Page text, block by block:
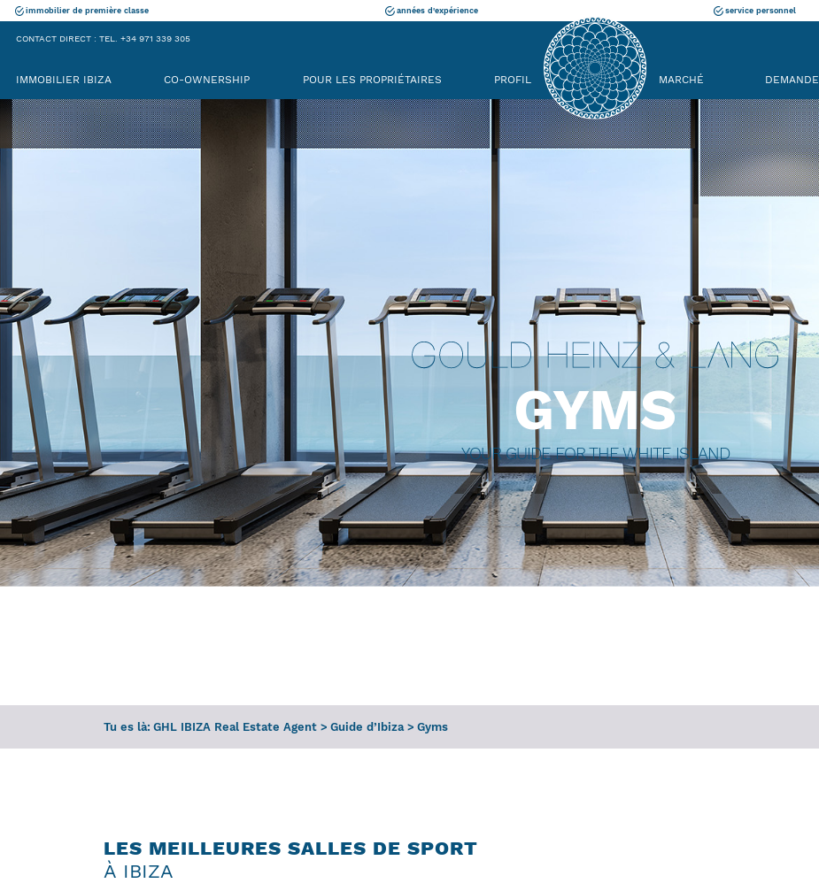
immobilier de première classe années d'expérience service personnel
CONTACT DIRECT : TEL. +34 971 339 305
IMMOBILIER IBIZA CO-OWNERSHIP POUR LES PROPRIÉTAIRES PROFIL MARCHÉ DEMANDE
GYMS
YOUR GUIDE FOR THE WHITE ISLAND
Tu es là: GHL IBIZA Real Estate Agent > Guide d’Ibiza> Gyms
LES MEILLEURES SALLES DE SPORT
À IBIZA